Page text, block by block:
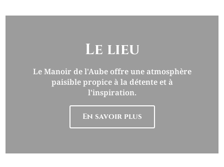
Le lieu
Le Manoir de l'Aube offre une atmosphère
paisible propice à la détente et à
l'inspiration.
En savoir plus